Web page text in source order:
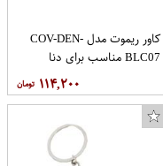
کاور ریموت مدل COV-DEN-
BLC07 مناسب برای دنا
۱۱۴,۲۰۰